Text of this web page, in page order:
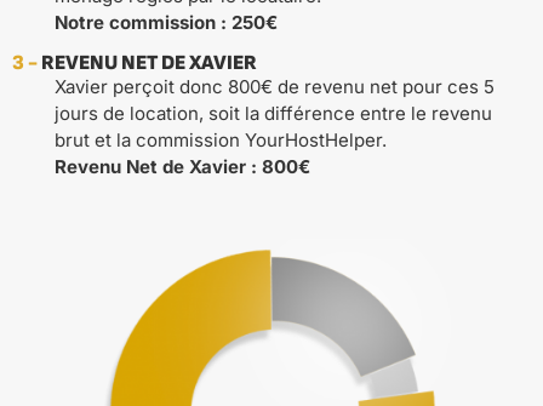
Notre commission : 250€
3 - REVENU NET DE XAVIER
Xavier perçoit donc 800€ de revenu net pour ces 5
jours de location, soit la différence entre le revenu
brut et la commission YourHostHelper.
Revenu Net de Xavier : 800€